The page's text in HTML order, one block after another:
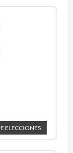
ELECCIONES